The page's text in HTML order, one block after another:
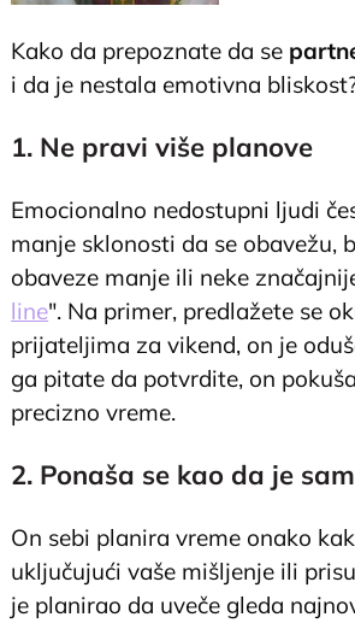
Kako da prepoznate da se
i da je nestala emotivna
1. Ne pravi više planove
Emocionalno nedostupni ljudi
manje sklonosti da se obavežu,
obaveze manje ili neke
line". Na primer, predlažete se
prijateljima za vikend, on je
ga pitate da potvrdite, on
precizno vreme.
2. Ponaša se kao da je sam
On sebi planira vreme onako
uključujući vaše mišljenje ili
je planirao da uveče gleda